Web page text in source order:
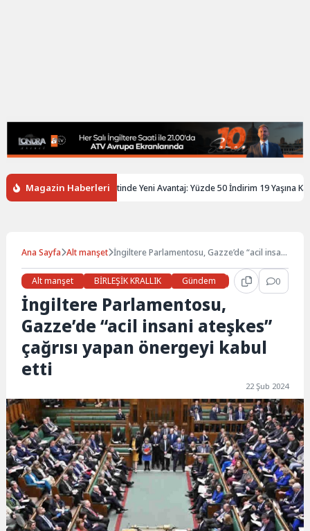
Magazin Haberleri
Gençlere Tren Biletinde Yeni Avantaj: Yüzde 50 İndirim 19 Yaşına Kadar
Ana Sayfa Alt manşet İngiltere Parlamentosu, Gazze’de “acil insani
Alt manşet
BİRLEŞİK KRALLIK Gündem Haberler 0
İngiltere Parlamentosu,
Gazze’de “acil insani ateşkes”
çağrısı yapan önergeyi kabul
etti
22 Şub 2024